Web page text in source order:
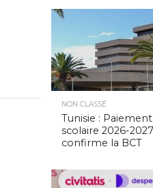
NON CLASSÉ
Tunisie :
scolaire 2026-
confirme la BCT